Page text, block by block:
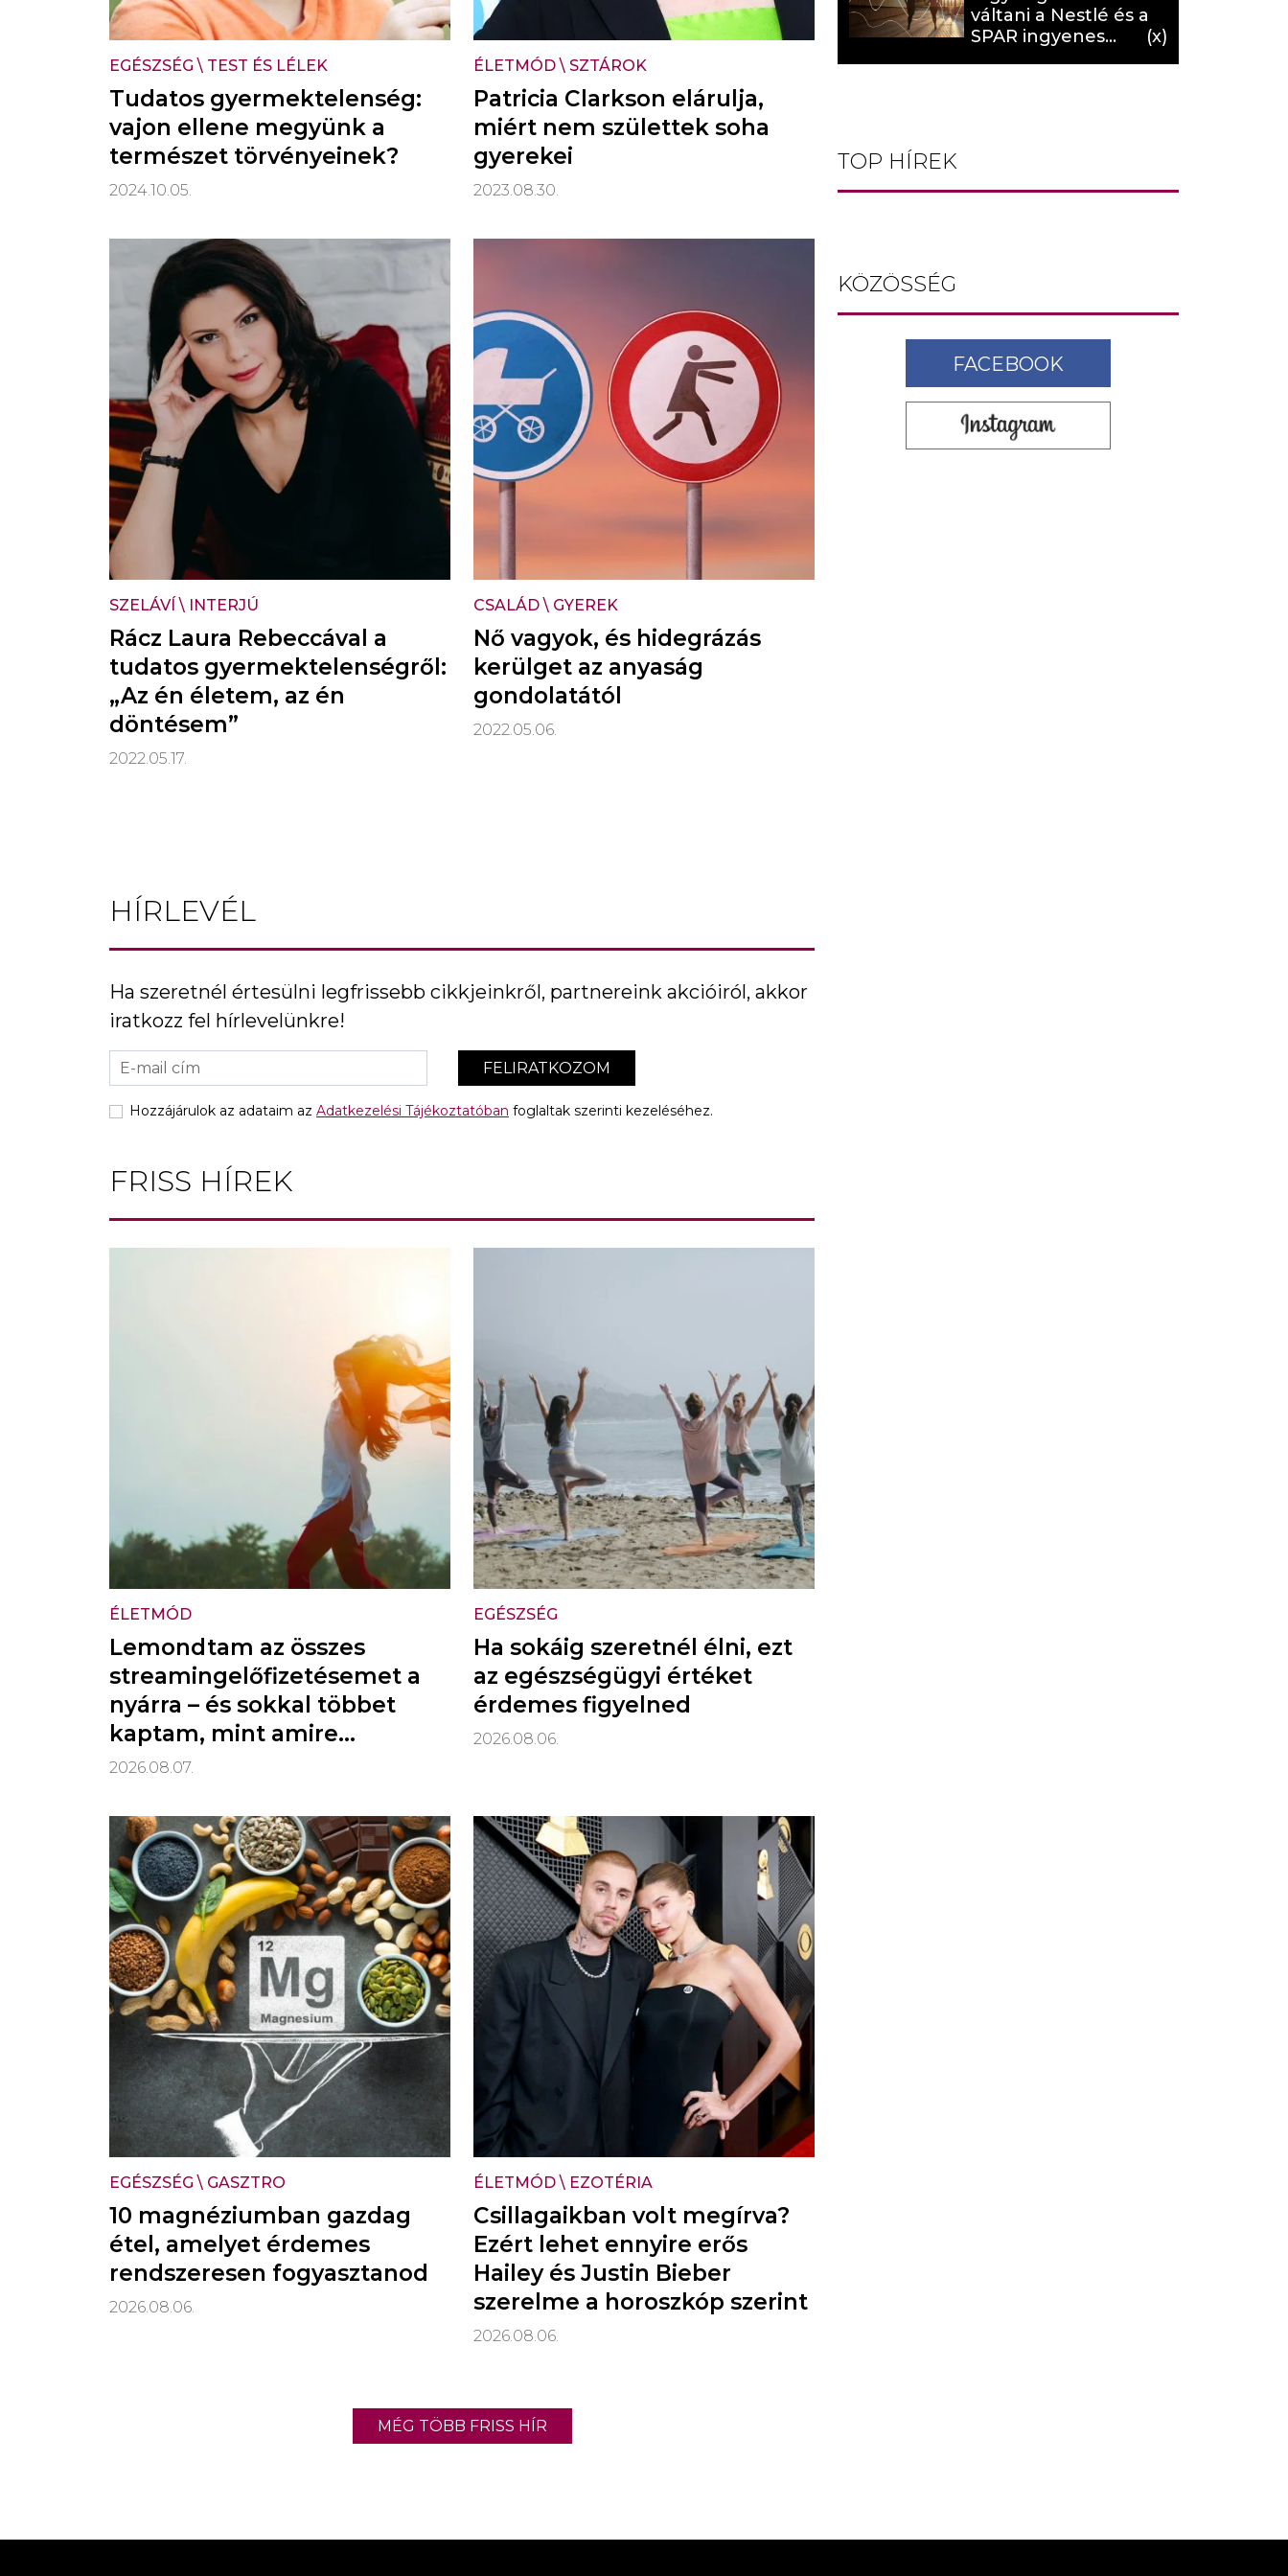
EGÉSZSÉG \ TEST ÉS LÉLEK
Tudatos gyermektelenség:
vajon ellene megyünk a
természet törvényeinek?
2024.10.05.
ÉLETMÓD\ SZTÁROK
Patricia Clarkson elárulja,
miért nem születtek soha
gyerekei
2023.08.30.
SZELÁVÍ \ INTERJÚ
Rácz Laura Rebeccával a
tudatos gyermektelenségről:
„Az én életem, az én
döntésem”
2022.05.17.
CSALÁD\ GYEREK
Nő vagyok, és hidegrázás
kerülget az anyaság
gondolatától
2022.05.06.
HÍRLEVÉL
Ha szeretnél értesülni legfrissebb cikkjeinkről, partnereink akcióiról, akkor
iratkozz fel hírlevelünkre!
FELIRATKOZOM
Hozzájárulok az adataim az Adatkezelési Tájékoztatóban foglaltak szerinti kezeléséhez.
FRISS HÍREK
ÉLETMÓD
Lemondtam az összes
streamingelőfizetésemet a
nyárra – és sokkal többet
kaptam, mint amire
számítottam
2026.08.07.
EGÉSZSÉG
Ha sokáig szeretnél élni, ezt
az egészségügyi értéket
érdemes figyelned
2026.08.06.
EGÉSZSÉG \ GASZTRO
10 magnéziumban gazdag
étel, amelyet érdemes
rendszeresen fogyasztanod
2026.08.06.
ÉLETMÓD\ EZOTÉRIA
Csillagaikban volt megírva?
Ezért lehet ennyire erős
Hailey és Justin Bieber
szerelme a horoszkóp szerint
2026.08.06.
MÉG TÖBB FRISS HÍR
váltani a Nestlé és a
SPAR ingyenes
TOP HÍREK
KÖZÖSSÉG
FACEBOOK